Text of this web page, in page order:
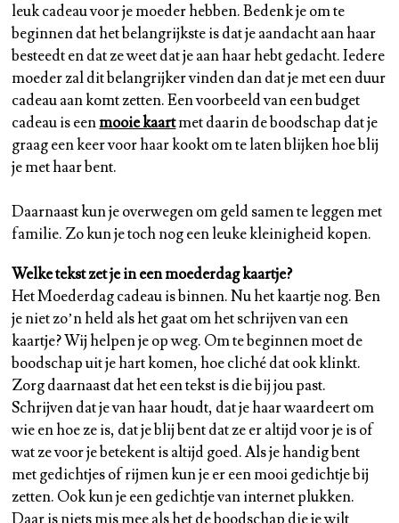
leuk cadeau voor je moeder hebben. Bedenk je om te
beginnen dat het belangrijkste is dat je aandacht aan haar
besteedt en dat ze weet dat je aan haar hebt gedacht. Iedere
moeder zal dit belangrijker vinden dan dat je met een duur
cadeau aan komt zetten. Een voorbeeld van een budget
cadeau is eenmooie kaartmet daarin de boodschap dat je
graag een keer voor haar kookt om te laten blijken hoe blij
je met haar bent.
Daarnaast kun je overwegen om geld samen te leggen met
familie. Zo kun je toch nog een leuke kleinigheid kopen.
Welke tekst zet je in een moederdag kaartje?
Het Moederdag cadeau is binnen. Nu het kaartje nog. Ben
je niet zo’n held als het gaat om het schrijven van een
kaartje? Wij helpen je op weg. Om te beginnen moet de
boodschap uit je hart komen, hoe cliché dat ook klinkt.
Zorg daarnaast dat het een tekst is die bij jou past.
Schrijven dat je van haar houdt, dat je haar waardeert om
wie en hoe ze is, dat je blij bent dat ze er altijd voor je is of
wat ze voor je betekent is altijd goed. Als je handig bent
met gedichtjes of rijmen kun je er een mooi gedichtje bij
zetten. Ook kun je een gedichtje van internet plukken.